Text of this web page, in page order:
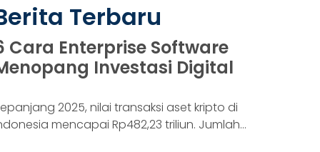
Terbaru
Cara Enterprise Software
Investasi Digital
2025, nilai transaksi aset kripto di
mencapai Rp482,23 triliun. Jumlah